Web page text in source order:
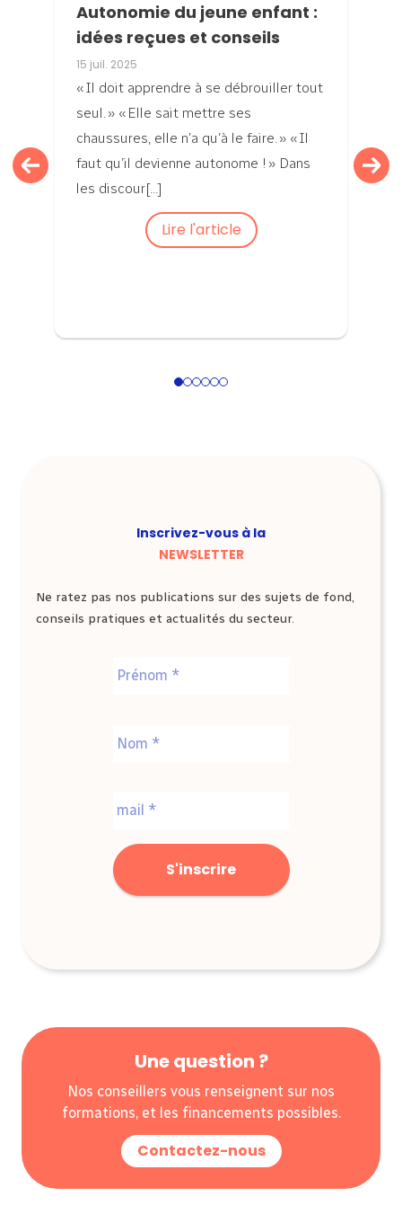
Autonomie du jeune enfant :
idées reçues et conseils
15 juil. 2025
« Il doit apprendre à se débrouiller tout
seul. » « Elle sait mettre ses
chaussures, elle n’a qu’à le faire. » « Il
faut qu’il devienne autonome ! » Dans
les discour[...]
Lire l'article
123456
Inscrivez-vous à la
NEWSLETTER
Ne ratez pas nos publications sur des sujets de fond,
conseils pratiques et actualités du secteur.
mail *
Une question ?
Nos conseillers vous renseignent sur nos
formations, et les financements possibles.
Contactez-nous